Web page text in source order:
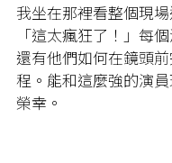
我坐在那裡看整個現
「這太瘋狂了！」每
還有他們如何在鏡頭
程。能和這麼強的演
榮幸。